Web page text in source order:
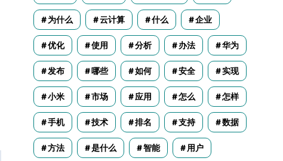
为什么 云计算 什么 企业
优化 使用 分析 办法 华为
发布 哪些 如何 安全 实现
小米 市场 应用 怎么 怎样
手机 技术 排名 支持 数据
方法 是什么 智能 用户